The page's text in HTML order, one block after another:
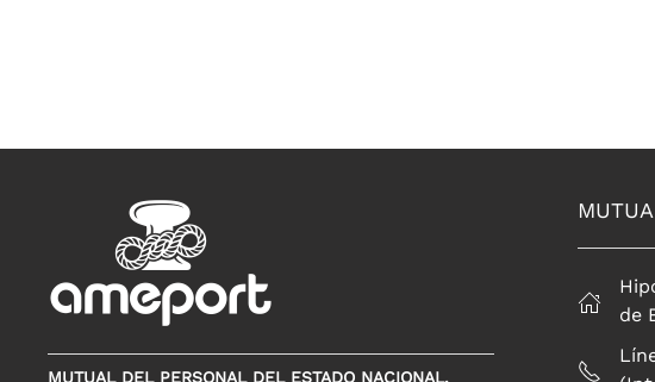
MUTUAL DEL PERSONAL DEL ESTADO NACIONAL,
de